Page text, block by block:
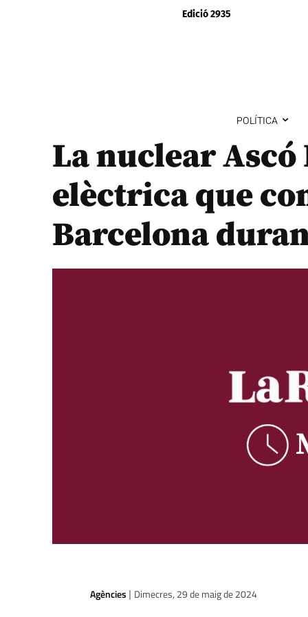
Edició 2935
POLÍTICA
La nuclear Ascó
elèctrica que
Barcelona
Agències | Dimecres, 29 de maig de 2024